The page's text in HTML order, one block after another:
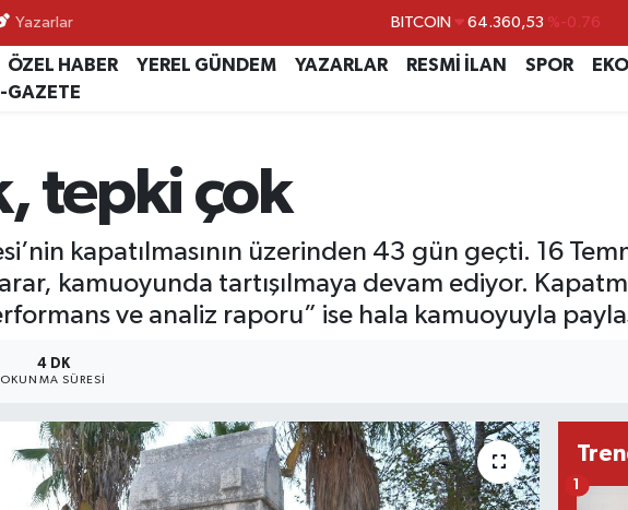
Yazarlar DOLAR 47,7069 %0.17
EURO 55,0265 %0.01
ÖZEL HABER YEREL GÜNDEM YAZARLAR RESMİ İLAN SPOR
GAZETE
tepki çok
kapatılmasının üzerinden 43 gün geçti. 16
kamuoyunda tartışılmaya devam ediyor.
ve analiz raporu” ise hala kamuoyuyla
4 DK
OKUNMA SÜRESI
1